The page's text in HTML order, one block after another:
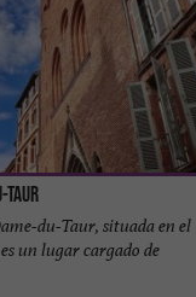
Taur
du-Taur, situada en el
un lugar cargado de